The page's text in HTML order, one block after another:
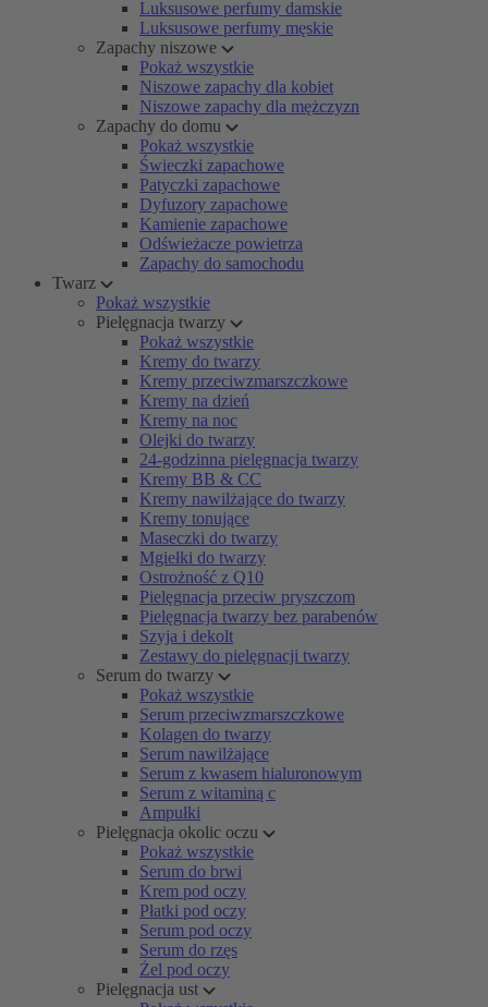
Luksusowe perfumy damskie
Luksusowe perfumy męskie
Zapachy niszowe
Pokaż wszystkie
Niszowe zapachy dla kobiet
Niszowe zapachy dla mężczyzn
Zapachy do domu
Pokaż wszystkie
Świeczki zapachowe
Patyczki zapachowe
Dyfuzory zapachowe
Kamienie zapachowe
Odświeżacze powietrza
Zapachy do samochodu
Twarz
Pokaż wszystkie
Pielęgnacja twarzy
Pokaż wszystkie
Kremy do twarzy
Kremy przeciwzmarszczkowe
Kremy na dzień
Kremy na noc
Olejki do twarzy
24-godzinna pielęgnacja twarzy
Kremy BB & CC
Kremy nawilżające do twarzy
Kremy tonujące
Maseczki do twarzy
Mgiełki do twarzy
Ostrożność z Q10
Pielęgnacja przeciw pryszczom
Pielęgnacja twarzy bez parabenów
Szyja i dekolt
Zestawy do pielęgnacji twarzy
Serum do twarzy
Pokaż wszystkie
Serum przeciwzmarszczkowe
Kolagen do twarzy
Serum nawilżające
Serum z kwasem hialuronowym
Serum z witaminą c
Ampułki
Pielęgnacja okolic oczu
Pokaż wszystkie
Serum do brwi
Krem pod oczy
Płatki pod oczy
Serum pod oczy
Serum do rzęs
Żel pod oczy
Pielęgnacja ust